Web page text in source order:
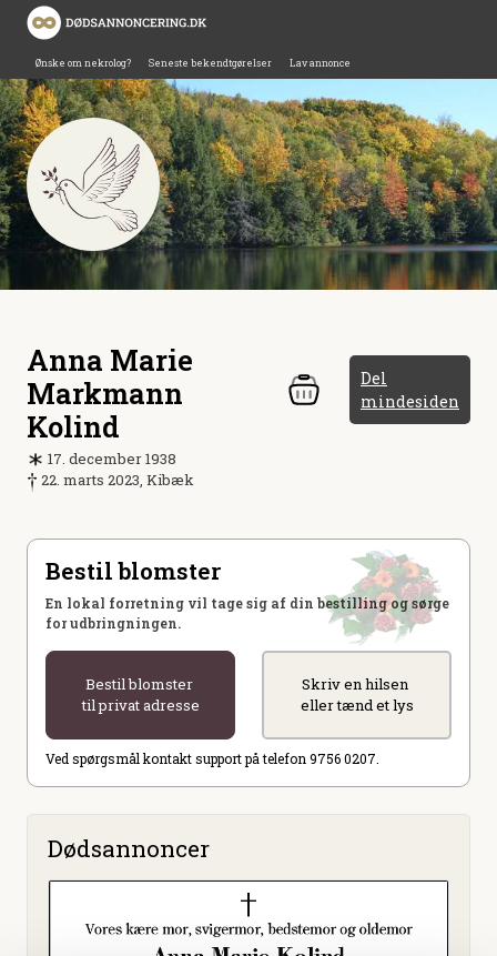
Ønske om nekrolog? Seneste bekendtgørelser Lav annonce
Anna Marie
Markmann
Kolind
Del
mindesiden
17. december 1938
22. marts 2023, Kibæk
Bestil blomster
En lokal forretning vil tage sig af din bestilling og sørge
for udbringningen.
Bestil blomster
til privat adresse
Skriv en hilsen
eller tænd et lys
Ved spørgsmål kontakt support på telefon 9756 0207.
Dødsannoncer